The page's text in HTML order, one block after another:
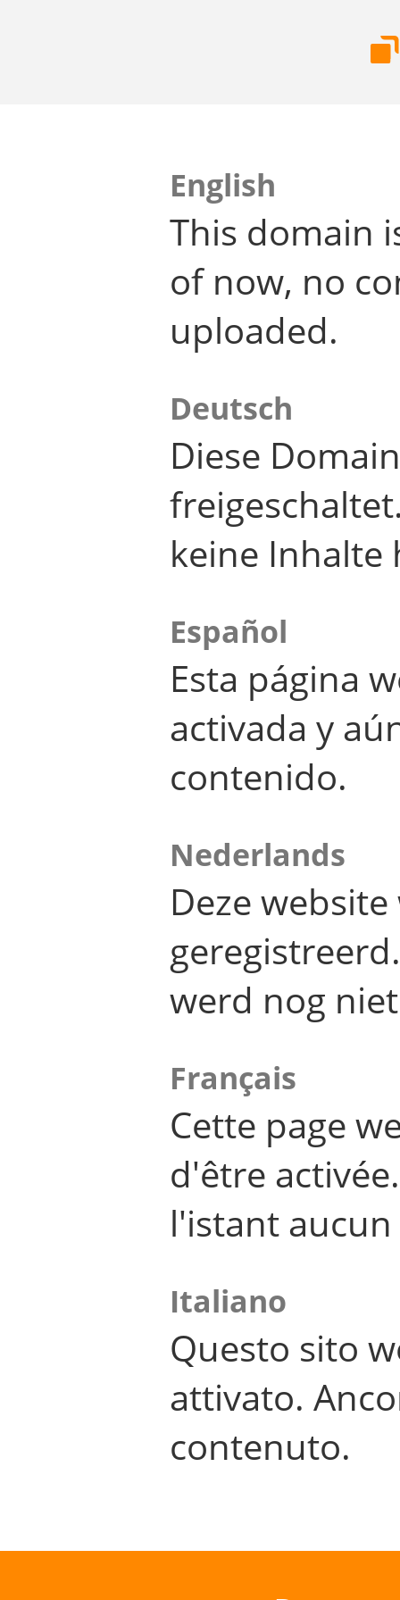
English
This domain
of now, no
uploaded.
Deutsch
Diese
keine Inhalte
Español
Esta página
activada y
contenido.
Nederlands
Deze
werd nog
Français
Cette page
d'être
l'istant
Italiano
Questo sito
attivato.
contenuto.